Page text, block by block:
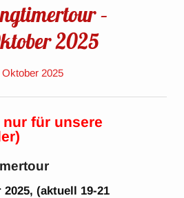
–
2025
Oktober 2025
für unsere
(aktuell 19-21